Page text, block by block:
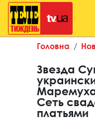
Головна
Звезда
Сеть
платьями